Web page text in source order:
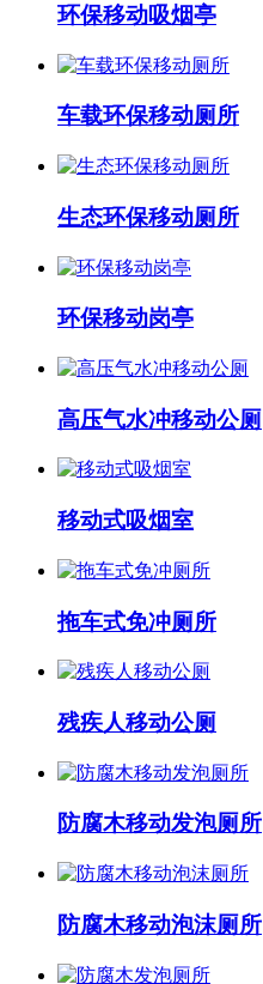
环保移动吸烟亭
车载环保移动厕所
生态环保移动厕所
环保移动岗亭
高压气水冲移动公厕
移动式吸烟室
拖车式免冲厕所
残疾人移动公厕
防腐木移动发泡厕所
防腐木移动泡沫厕所